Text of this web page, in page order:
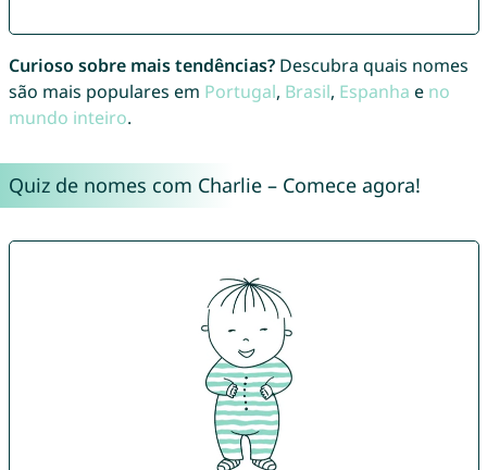
Curioso sobre mais tendências?Descubra quais nomes
são mais populares em Portugal, Brasil, Espanha e no
mundo inteiro.
Quiz de nomes com Charlie – Comece agora!